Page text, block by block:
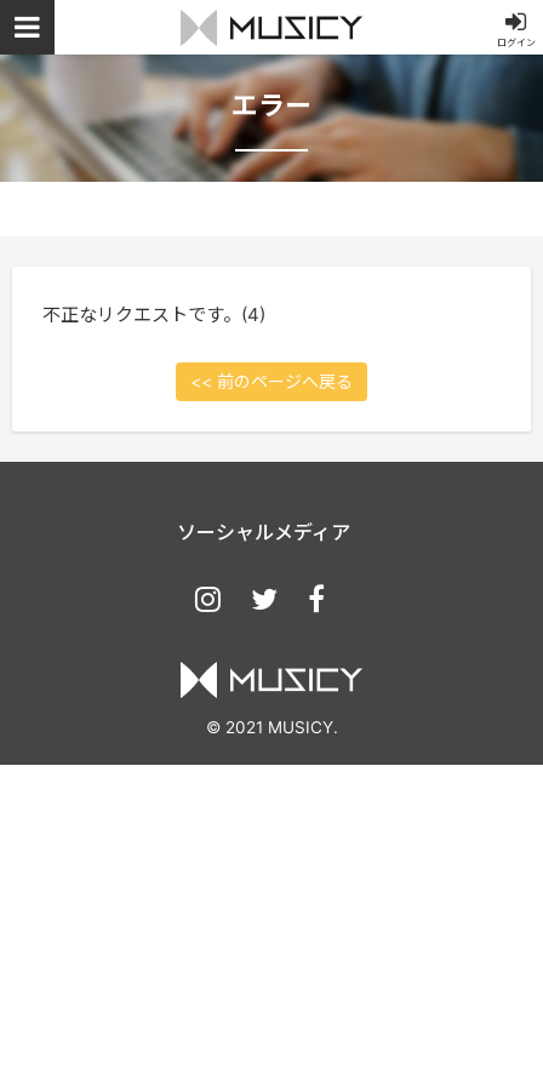
ログイン
エラー
不正なリクエストです。(4)
<< 前のページへ戻る
ソーシャルメディア
© 2021 MUSICY.